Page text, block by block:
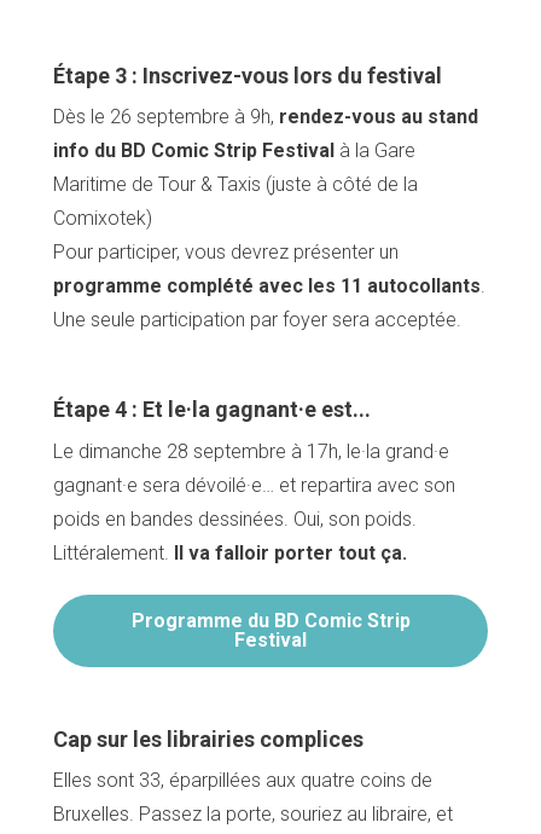
Bonnes adresses
Quartiers
Tops 10
Artisans
A propos
Étape 3 : Inscrivez-vous lors du festival
Dès le 26 septembre à 9h, rendez-vous au stand
info du BD Comic Strip Festival à la Gare
Maritime de Tour & Taxis (juste à côté de la
Comixotek)
Pour participer, vous devrez présenter un
programme complété avec les 11 autocollants.
Une seule participation par foyer sera acceptée.
Étape 4 : Et le·la gagnant·e est...
Le dimanche 28 septembre à 17h, le·la grand·e
gagnant·e sera dévoilé·e… et repartira avec son
poids en bandes dessinées. Oui, son poids.
Littéralement. Il va falloir porter tout ça.
Programme du BD Comic Strip
Festival
Cap sur les librairies complices
Elles sont 33, éparpillées aux quatre coins de
Bruxelles. Passez la porte, souriez au libraire, et